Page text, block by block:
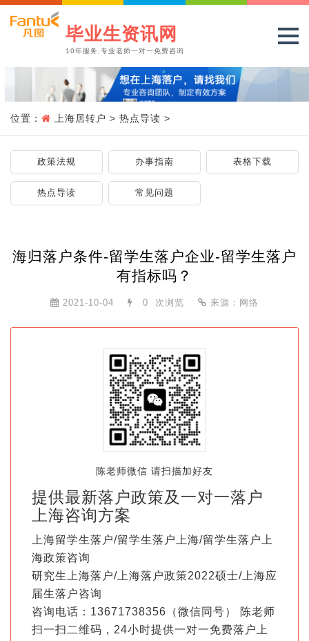
毕业生资讯网
10年服务,专业老师一对一免费咨询
位置： 上海居转户 > 热点导读 >
政策法规 办事指南 表格下载
热点导读 常见问题
海归落户条件-留学生落户企业-留学生落户
有指标吗？
2021-10-04 0 次浏览 来源：网络
陈老师微信 请扫描加好友
提供最新落户政策及一对一落户
上海咨询方案
上海留学生落户/留学生落户上海/留学生落户上
海政策咨询
研究生上海落户/上海落户政策2022硕士/上海应
届生落户咨询
咨询电话：13671738356（微信同号） 陈老师
扫一扫二维码，24小时提供一对一免费落户上